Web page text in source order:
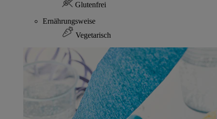
Glutenfrei
Ernährungsweise
Vegetarisch